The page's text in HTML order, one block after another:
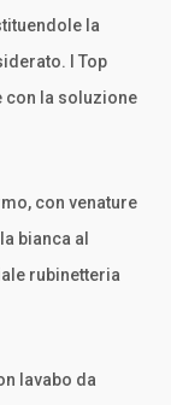
la
I Top
con la soluzione
con venature
bianca al
rubinetteria
lavabo da